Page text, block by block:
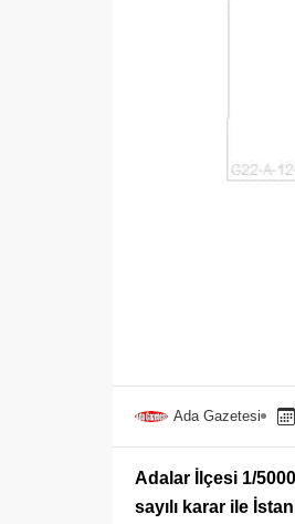
Ada Gazetesi
Adalar İlçesi 1/
sayılı karar ile